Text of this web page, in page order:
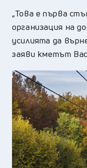
„Това е първа
организация на
усилията да
заяви кметът